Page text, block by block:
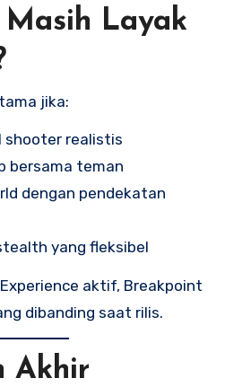
Layak
jika:
shooter realistis
bersama teman
dengan pendekatan
yang fleksibel
aktif, Breakpoint
dibanding saat rilis.
Akhir